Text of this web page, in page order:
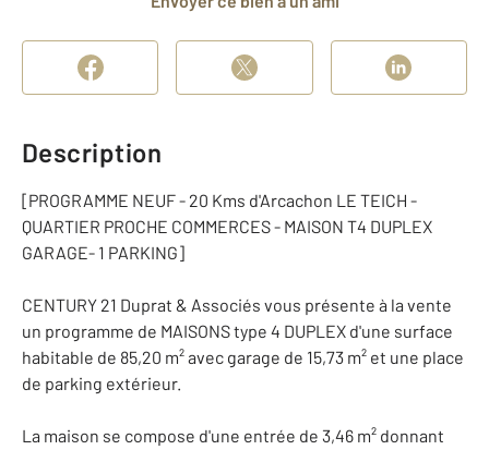
Description
[PROGRAMME NEUF - 20 Kms d'Arcachon LE TEICH -
QUARTIER PROCHE COMMERCES - MAISON T4 DUPLEX
GARAGE- 1 PARKING]
CENTURY 21 Duprat & Associés vous présente à la vente
un programme de MAISONS type 4 DUPLEX d'une surface
habitable de 85,20 m² avec garage de 15,73 m² et une place
de parking extérieur.
La maison se compose d'une entrée de 3,46 m² donnant